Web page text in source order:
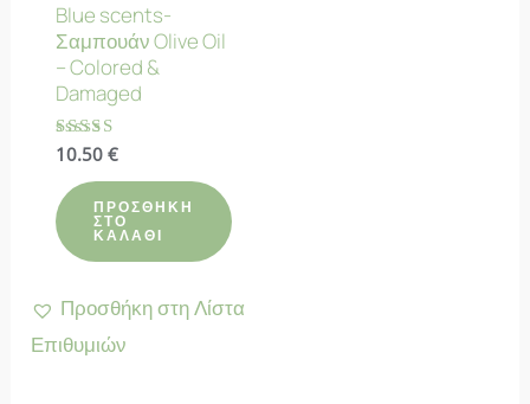
Blue scents-
Σαμπουάν Olive Oil
– Colored &
Damaged
Βαθμολογήθηκε
με
5.00
από 5
10.50 €
ΠΡΟΣΘΉΚΗ
ΣΤΟ
ΚΑΛΆΘΙ
Προσθήκη στη Λίστα
Επιθυμιών